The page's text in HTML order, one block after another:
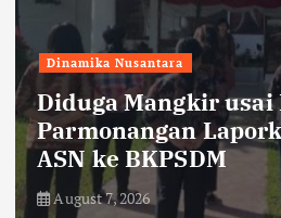
Edukasi kesehatan
Hepatitis Kerap
Masih Disalahpahami
August 7, 2026